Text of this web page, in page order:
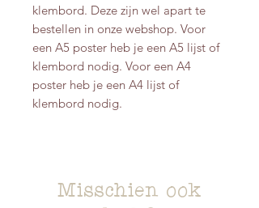
klembord. Deze zijn wel apart te
bestellen in onze webshop. Voor
een A5 poster heb je een A5 lijst of
klembord nodig. Voor een A4
poster heb je een A4 lijst of
klembord nodig.
Misschien ook